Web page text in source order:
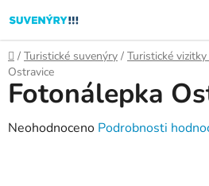
na
obsah
Domů
/ Turistické suvenýry / Turistické
Ostravice
Fotonálepka
Průměrné
Neohodnoceno Podrobnosti